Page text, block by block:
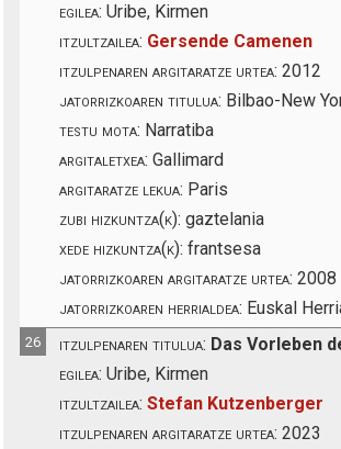
egilea: Uribe, Kirmen
itzultzailea: Gersende Camenen
itzulpenaren argitaratze urtea: 2012
jatorrizkoaren titulua: Bilbao-New
testu mota: Narratiba
argitaletxea: Gallimard
argitaratze lekua: Paris
zubi hizkuntza(k): gaztelania
xede hizkuntza(k): frantsesa
jatorrizkoaren argitaratze urtea: 2008
jatorrizkoaren herrialdea: Euskal
26 itzulpenaren titulua: Das Vorleben
egilea: Uribe, Kirmen
itzultzailea: Stefan Kutzenberger
itzulpenaren argitaratze urtea: 2023